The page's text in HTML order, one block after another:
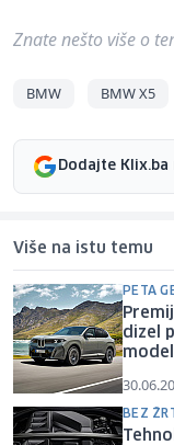
Znate nešto više o
BMW BMW X5
Dodajte
Više na istu temu
PETA
dizel
model
BEZ